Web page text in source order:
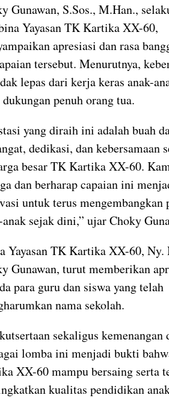
Gunawan, S.Sos., M.Han.,
Yayasan TK Kartika XX-60,
apresiasi dan rasa
tersebut. Menurutnya,
lepas dari kerja keras anak-
dukungan penuh orang tua.
yang diraih ini adalah buah
dedikasi, dan kebersamaan
besar TK Kartika XX-60.
dan berharap capaian ini
untuk terus mengembangkan
anak sejak dini,” ujar Choky
Yayasan TK Kartika XX-60, Ny.
Gunawan, turut memberikan
para guru dan siswa yang telah
nama sekolah.
sekaligus kemenangan
lomba ini menjadi bukti
XX-60 mampu bersaing serta
kualitas pendidikan